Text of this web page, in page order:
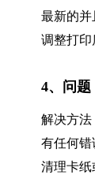
最新的并
调整打印
4、问题
解决方法
有任何错
清理卡纸